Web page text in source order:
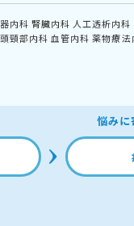
内科 腎臓内科 人工透析内科
頭頸部内科 血管内科 薬物療法
悩みに